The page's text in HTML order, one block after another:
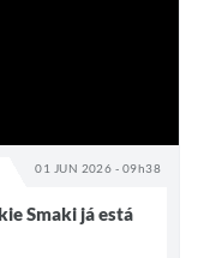
01 JUN 2026 - 09h38
Smaki já está